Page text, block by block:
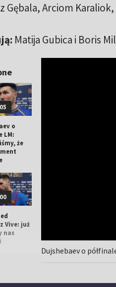
Gębala, Arciom
Matija Gubica i Boris
o
LM:
że
Vive: już
nas
Dujshebaev o